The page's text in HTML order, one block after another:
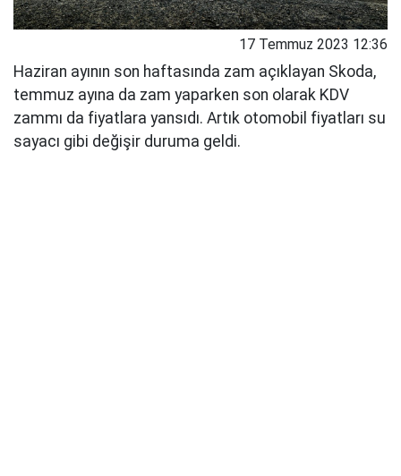
17 Temmuz 2023 12:36
Haziran ayının son haftasında zam açıklayan Skoda,
temmuz ayına da zam yaparken son olarak KDV
zammı da fiyatlara yansıdı. Artık otomobil fiyatları su
sayacı gibi değişir duruma geldi.